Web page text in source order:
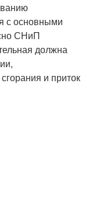
с основными
СНиП
должна
и приток